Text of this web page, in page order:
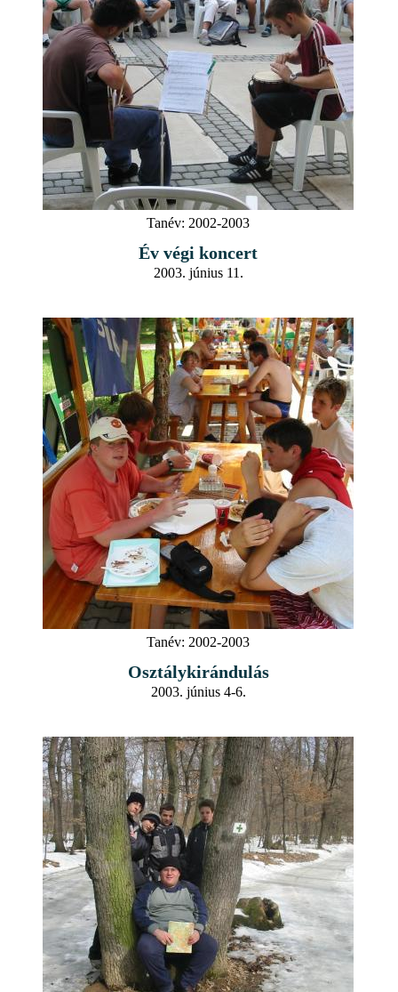
Tanév: 2002-2003
Év végi koncert
2003. június 11.
Tanév: 2002-2003
Osztálykirándulás
2003. június 4-6.